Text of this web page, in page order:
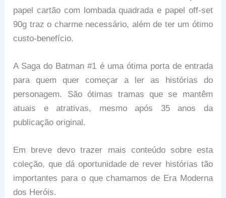
papel cartão com lombada quadrada e papel off-set
90g traz o charme necessário, além de ter um ótimo
custo-benefício.
A Saga do Batman #1 é uma ótima porta de entrada
para quem quer começar a ler as histórias do
personagem. São ótimas tramas que se mantêm
atuais e atrativas, mesmo após 35 anos da
publicação original.
Em breve devo trazer mais conteúdo sobre esta
coleção, que dá oportunidade de rever histórias tão
importantes para o que chamamos de Era Moderna
dos Heróis.